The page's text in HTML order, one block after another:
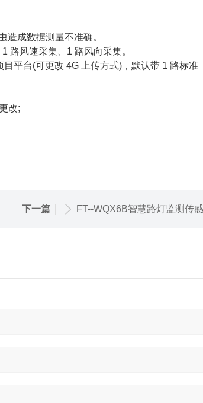
成数据测量不准确。
风速采集、1 路风向采集。
台(可更改 4G 上传方式)，默认带 1 路标准
改;
下一篇 FT--WQX6B智慧路灯监测传